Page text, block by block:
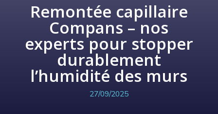
Remontée capillaire
Compans – nos
experts pour stopper
durablement
l’humidité des murs
27/09/2025